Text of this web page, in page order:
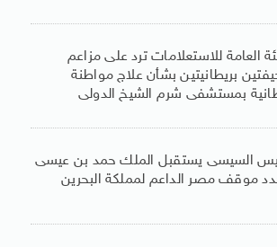
العامة للاستعلامات ترد على مزاعم
بريطانيتين بشأن علاج مواطنة
بمستشفى شرم الشيخ الدولى
السيسى يستقبل الملك حمد بن عيسى
موقف مصر الداعم لمملكة البحرين